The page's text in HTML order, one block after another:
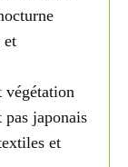
et
végétation
japonais
et